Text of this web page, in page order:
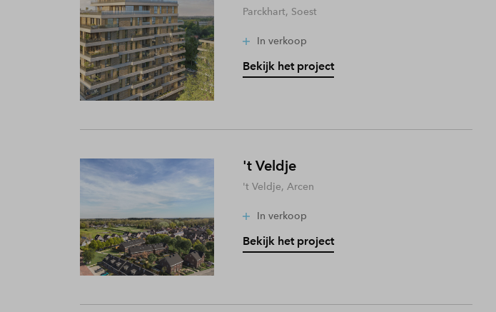
Parckhart, Soest
In verkoop
Bekijk het project
't Veldje
't Veldje, Arcen
In verkoop
Bekijk het project